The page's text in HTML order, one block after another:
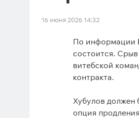
16 июня 2026 14:32
По информации
состоится.
витебской
контракта.
Хубулов должен
опция